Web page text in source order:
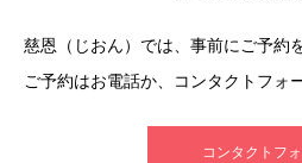
慈恩（じおん）では、事前にご予約
ご予約はお電話か、コンタクトフォ
コンタクトフ